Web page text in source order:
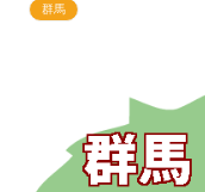
群馬